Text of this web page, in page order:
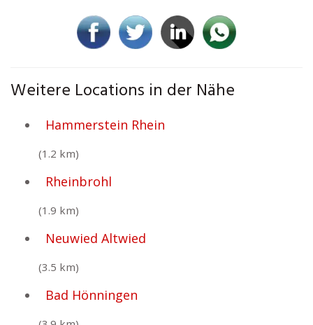
Weitere Locations in der Nähe
Hammerstein Rhein
(1.2 km)
Rheinbrohl
(1.9 km)
Neuwied Altwied
(3.5 km)
Bad Hönningen